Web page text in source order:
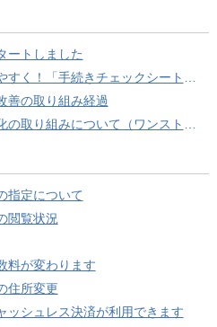
ートしました
手続きチェックシート」を導入しました
善の取り組み経過
ついて（ワンストップサービス推進事業）
指定について
閲覧状況
料が変わります
住所変更
ッシュレス決済が利用できます